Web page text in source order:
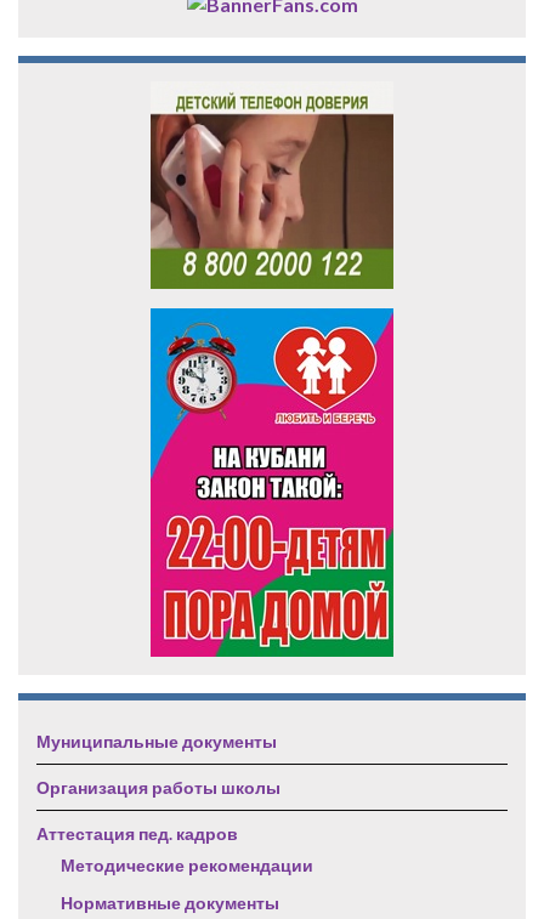
Муниципальные документы
Организация работы школы
Аттестация пед. кадров
Методические рекомендации
Нормативные документы